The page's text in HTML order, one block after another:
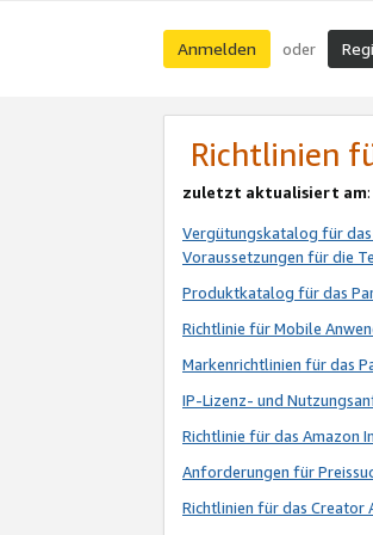
Anmelden oder
Richtlinien
zuletzt aktualisiert am
Vergütungskatalog für
Voraussetzungen für die
Produktkatalog für das
Richtlinie für Mobile
Markenrichtlinien für das
IP-Lizenz- und
Richtlinie für das Amazon
Anforderungen für
Richtlinien für das Creator